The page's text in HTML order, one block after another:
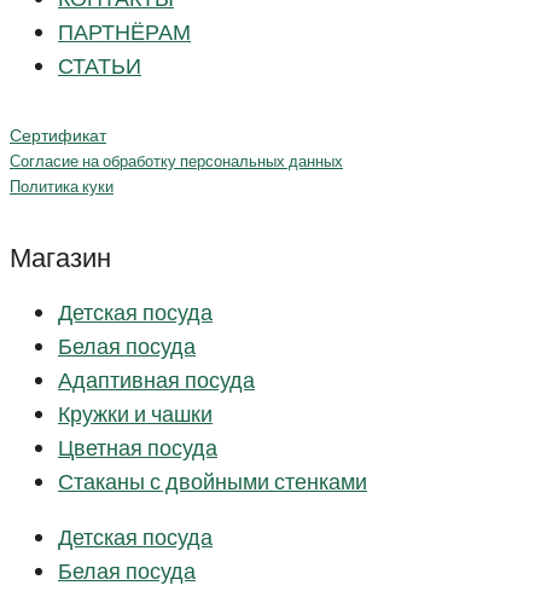
ПАРТНЁРАМ
СТАТЬИ
Сертификат
Согласие на обработку персональных данных
Политика куки
Магазин
Детская посуда
Белая посуда
Адаптивная посуда
Кружки и чашки
Цветная посуда
Стаканы с двойными стенками
Детская посуда
Белая посуда